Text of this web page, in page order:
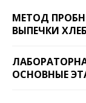
МЕТОД
ВЫПЕЧКИ
ОСНОВНЫЕ